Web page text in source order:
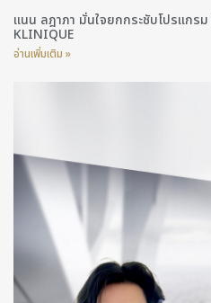
แนน ลฎาภา มั่นใจยกกระชับโปรแกร
KLINIQUE
อ่านเพิ่มเติม »